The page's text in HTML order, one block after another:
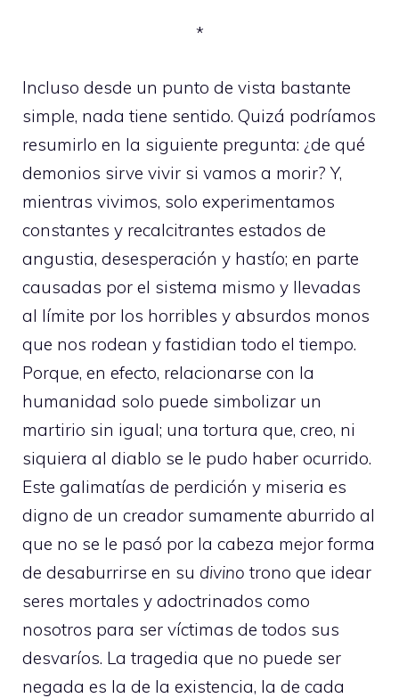
*
Incluso desde un punto de vista bastante
simple, nada tiene sentido. Quizá podríamos
resumirlo en la siguiente pregunta: ¿de qué
demonios sirve vivir si vamos a morir? Y,
mientras vivimos, solo experimentamos
constantes y recalcitrantes estados de
angustia, desesperación y hastío; en parte
causadas por el sistema mismo y llevadas
al límite por los horribles y absurdos monos
que nos rodean y fastidian todo el tiempo.
Porque, en efecto, relacionarse con la
humanidad solo puede simbolizar un
martirio sin igual; una tortura que, creo, ni
siquiera al diablo se le pudo haber ocurrido.
Este galimatías de perdición y miseria es
digno de un creador sumamente aburrido al
que no se le pasó por la cabeza mejor forma
de desaburrirse en su divino trono que idear
seres mortales y adoctrinados como
nosotros para ser víctimas de todos sus
desvaríos. La tragedia que no puede ser
negada es la de la existencia, la de cada